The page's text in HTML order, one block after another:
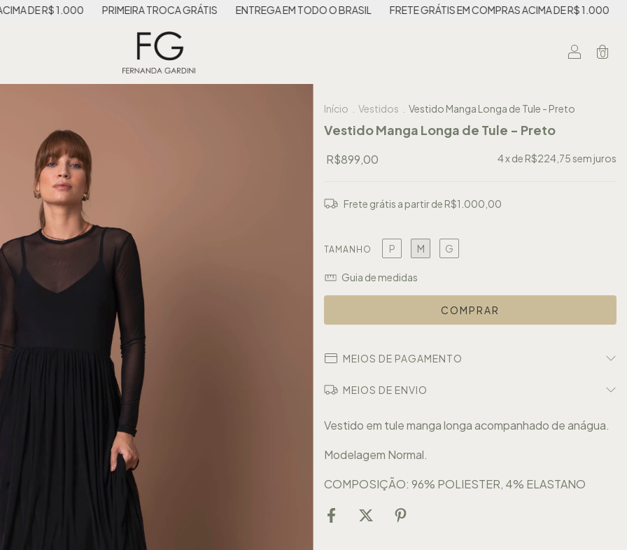
R$ 1.000 PRIMEIRA TROCA GRÁTIS ENTREGA EM TODO O BRASIL FRETE GRÁTIS EM COMPRAS ACIMA DE R$ 1.000
0
Início Vestidos Vestido Manga Longa de Tule - Preto
Vestido Manga Longa de Tule - Preto
R$899,00 4x de R$224,75sem juros
Frete grátis a partir de R$1.000,00
TAMANHO P M G
Guia de medidas
MEIOS DE PAGAMENTO
MEIOS DE ENVIO
Vestido em tule manga longa acompanhado de anágua.
Modelagem Normal.
COMPOSIÇÃO: 96% POLIESTER, 4% ELASTANO